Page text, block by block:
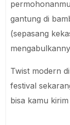
gantung di
(sepasang
Twist modern di
festival
bisa kamu